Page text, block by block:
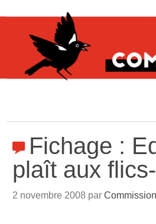
Fichage :
plaît aux
2 novembre 2008 par